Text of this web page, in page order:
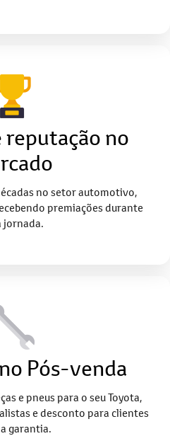
reputação no
no setor automotivo,
premiações durante
jornada.
Pós-venda
e pneus para o seu Toyota,
e desconto para clientes
garantia.